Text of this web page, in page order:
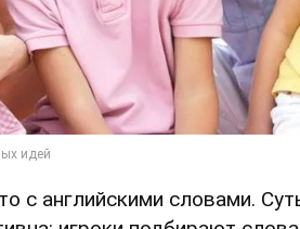
с английскими словами.